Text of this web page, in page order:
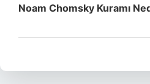
Noam Chomsky Kuramı